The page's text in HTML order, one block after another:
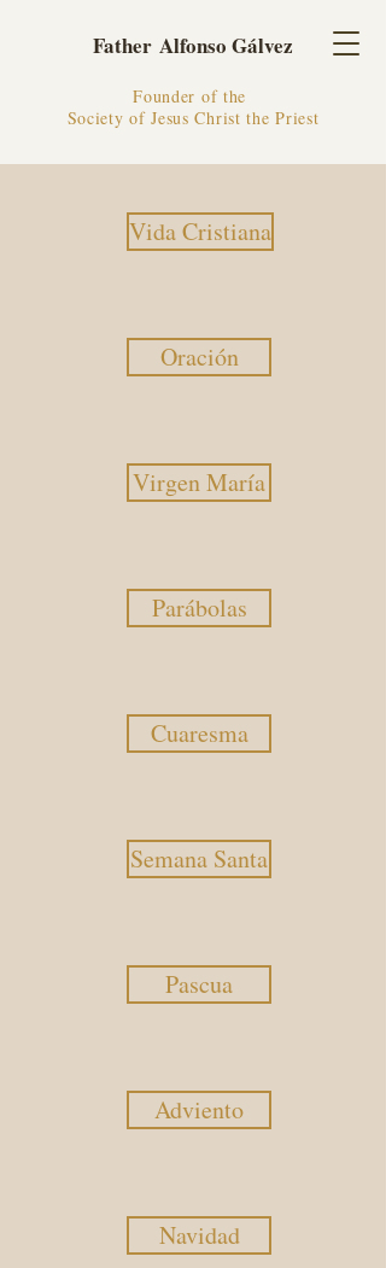
Father Alfonso Gálvez
Founder of the
Society of Jesus Christ the Priest
Vida Cristiana
Oración
Virgen María
Parábolas
Cuaresma
Semana Santa
Pascua
Adviento
Navidad